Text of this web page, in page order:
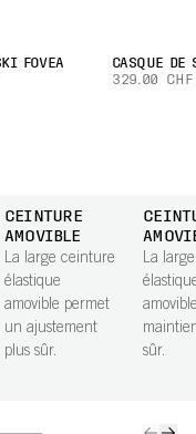
FOVEA
CASQUE DE
329.00 CHF
CEINTURE
AMOVIBLE
La large ceinture
élastique
amovible permet
un ajustement
plus sûr.
La
sûr.